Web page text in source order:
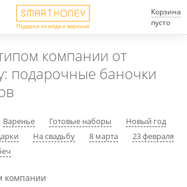
Подарки из мёда и варенья
Корзина
пусто
компании от
подарочные баночки
Варенье Готовые наборы
Новый год
На свадьбу 8 марта
23 февраля